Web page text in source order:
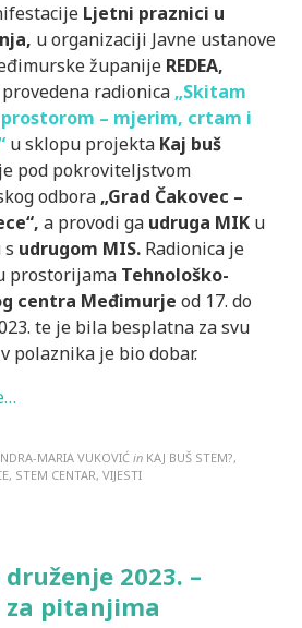
Ljetni praznici u
u organizaciji Javne ustanove
županije REDEA,
radionica „Skitam
– mjerim, crtam i
u sklopu projekta Kaj buš
pod pokroviteljstvom
odbora „Grad Čakovec –
a provodi ga udruga MIK u
udrugom MIS. Radionica je
prostorijama Tehnološko-
centra Međimurje od 17. do
te je bila besplatna za svu
polaznika je bio dobar.
MARIA VUKOVIĆ in KAJ BUŠ STEM?,
STEM CENTAR, VIJESTI
2023. –
za pitanjima